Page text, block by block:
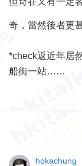
奇，當然後者更
*check返近年居
船街一站……
hokachung